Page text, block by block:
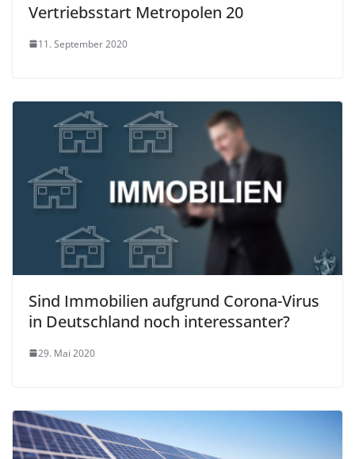
Vertriebsstart Metropolen 20
11. September 2020
Sind Immobilien aufgrund Corona-Virus
in Deutschland noch interessanter?
29. Mai 2020